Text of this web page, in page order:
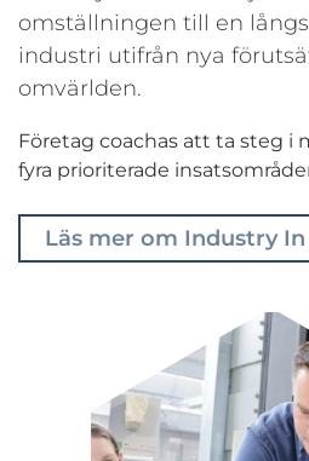
omställningen till en
industri utifrån nya
omvärlden.
Företag coachas att ta steg i
fyra prioriterade
Läs mer om Industry